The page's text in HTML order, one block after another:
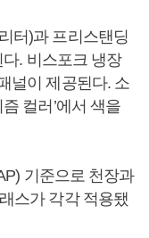
터)과 프리스탠딩
. 비스포크 냉장
널이 제공된다. 소
컬러’에서 색을
기준으로 천장과
스가 각각 적용됐